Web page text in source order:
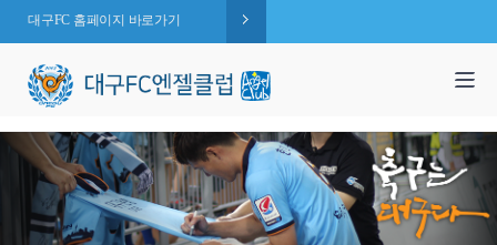
대구FC 홈페이지 바로가기